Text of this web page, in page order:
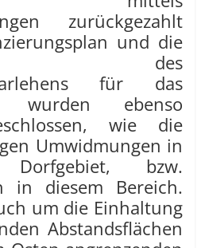
zurückgezahlt
und die
des
für das
wurden ebenso
wie die
Umwidmungen in
bzw.
in diesem Bereich.
um die Einhaltung
Abstandsflächen